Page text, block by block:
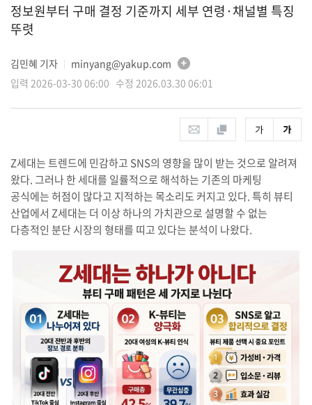
정보원부터 구매 결정 기준까지 세부 연령·채널별 특징
뚜렷
김민혜 기자
minyang@yakup.com
입력 2026-03-30 06:00 수정 2026.03.30 06:01
Z세대는 트렌드에 민감하고 SNS의 영향을 많이 받는 것으로 알려져
왔다. 그러나 한 세대를 일률적으로 해석하는 기존의 마케팅
공식에는 허점이 많다고 지적하는 목소리도 커지고 있다. 특히 뷰티
산업에서 Z세대는 더 이상 하나의 가치관으로 설명할 수 없는
다층적인 분단 시장의 형태를 띠고 있다는 분석이 나왔다.